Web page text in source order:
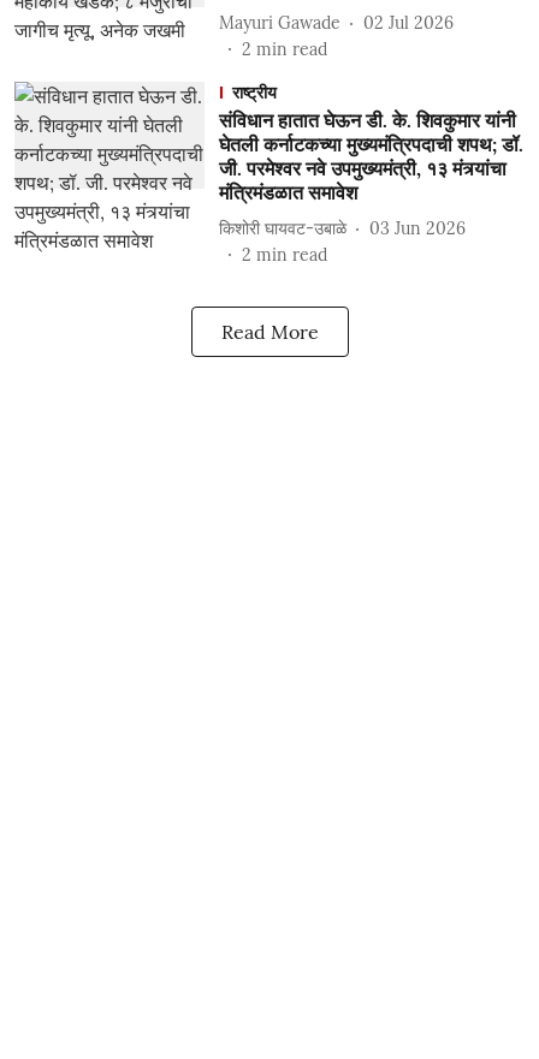
Mayuri Gawade
02 Jul 2026
2 min read
राष्ट्रीय
संविधान हातात घेऊन डी. के. शिवकुमार यांनी
घेतली कर्नाटकच्या मुख्यमंत्रिपदाची शपथ; डॉ.
जी. परमेश्वर नवे उपमुख्यमंत्री, १३ मंत्र्यांचा
मंत्रिमंडळात समावेश
किशोरी घायवट-उबाळे
03 Jun 2026
2 min read
Read More